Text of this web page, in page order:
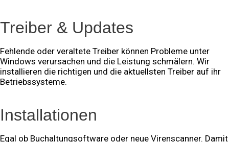
Treiber & Updates
Fehlende oder veraltete Treiber können Probleme unter
Windows verursachen und die Leistung schmälern. Wir
installieren die richtigen und die aktuellsten Treiber auf ihr
Betriebssysteme.
Installationen
Egal ob Buchaltungsoftware oder neue Virenscanner. Damit